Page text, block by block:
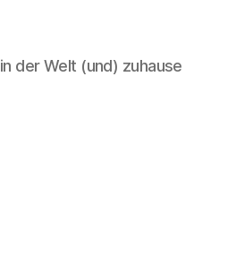
in der Welt (und) zuhause